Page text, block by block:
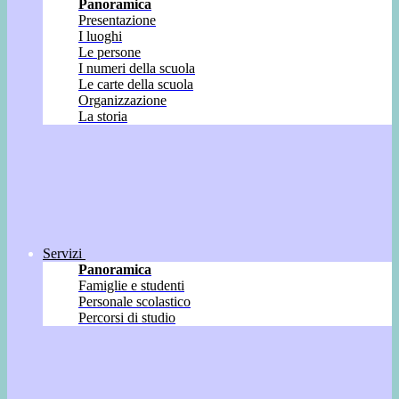
Panoramica
Presentazione
I luoghi
Le persone
I numeri della scuola
Le carte della scuola
Organizzazione
La storia
Servizi
Panoramica
Famiglie e studenti
Personale scolastico
Percorsi di studio